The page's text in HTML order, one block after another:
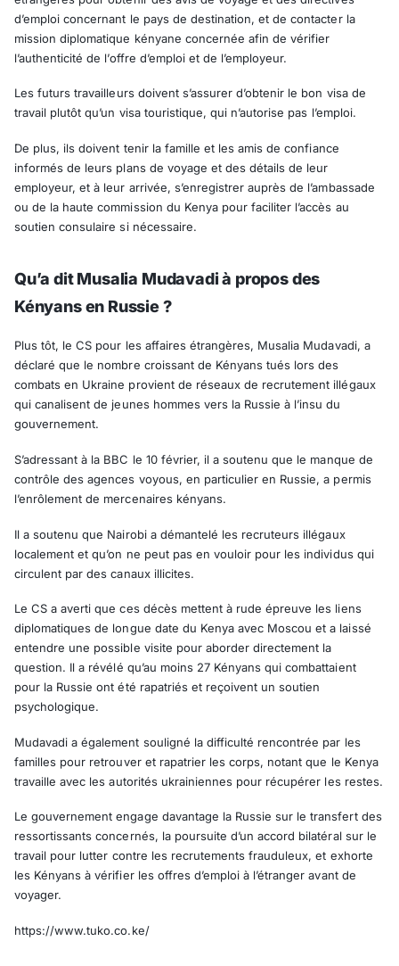
d’emploi concernant le pays de destination, et de contacter la
mission diplomatique kényane concernée afin de vérifier
l’authenticité de l’offre d’emploi et de l’employeur.
Les futurs travailleurs doivent s’assurer d’obtenir le bon visa de
travail plutôt qu’un visa touristique, qui n’autorise pas l’emploi.
De plus, ils doivent tenir la famille et les amis de confiance
informés de leurs plans de voyage et des détails de leur
employeur, et à leur arrivée, s’enregistrer auprès de l’ambassade
ou de la haute commission du Kenya pour faciliter l’accès au
soutien consulaire si nécessaire.
Qu’a dit Musalia Mudavadi à propos des
Kényans en Russie ?
Plus tôt, le CS pour les affaires étrangères, Musalia Mudavadi, a
déclaré que le nombre croissant de Kényans tués lors des
combats en Ukraine provient de réseaux de recrutement illégaux
qui canalisent de jeunes hommes vers la Russie à l’insu du
gouvernement.
S’adressant à la BBC le 10 février, il a soutenu que le manque de
contrôle des agences voyous, en particulier en Russie, a permis
l’enrôlement de mercenaires kényans.
Il a soutenu que Nairobi a démantelé les recruteurs illégaux
localement et qu’on ne peut pas en vouloir pour les individus qui
circulent par des canaux illicites.
Le CS a averti que ces décès mettent à rude épreuve les liens
diplomatiques de longue date du Kenya avec Moscou et a laissé
entendre une possible visite pour aborder directement la
question. Il a révélé qu’au moins 27 Kényans qui combattaient
pour la Russie ont été rapatriés et reçoivent un soutien
psychologique.
Mudavadi a également souligné la difficulté rencontrée par les
familles pour retrouver et rapatrier les corps, notant que le Kenya
travaille avec les autorités ukrainiennes pour récupérer les restes.
Le gouvernement engage davantage la Russie sur le transfert des
ressortissants concernés, la poursuite d’un accord bilatéral sur le
travail pour lutter contre les recrutements frauduleux, et exhorte
les Kényans à vérifier les offres d’emploi à l’étranger avant de
voyager.
https://www.tuko.co.ke/